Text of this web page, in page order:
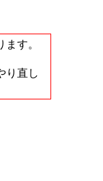
す。
り直し